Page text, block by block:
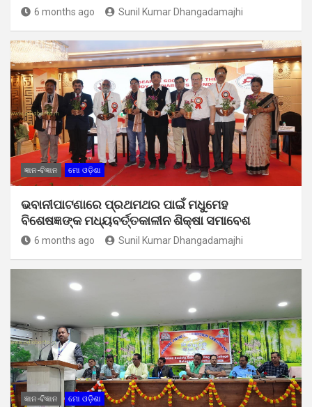
6 months ago Sunil Kumar Dhangadamajhi
ଜ୍ଞାନ-ବିଜ୍ଞାନ ମୋ ଓଡ଼ିଶା
ଭବାନୀପାଟଣାରେ ପ୍ରଥମଥର ପାଇଁ ମଧୁମେହ
ବିଶେଷଜ୍ଞଙ୍କ ମଧ୍ୟବର୍ତ୍ତକାଳୀନ ଶିକ୍ଷା ସମାବେଶ
6 months ago Sunil Kumar Dhangadamajhi
ଜ୍ଞାନ-ବିଜ୍ଞାନ ମୋ ଓଡ଼ିଶା